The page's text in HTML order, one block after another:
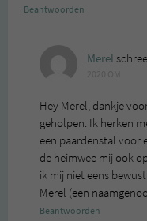
Beantwoorden
Merel
Hey Merel, dankje
geholpen. Ik herken
een paardenstal voor
de heimwee mij ook
ik mij niet eens
Merel (een
Beantwoorden